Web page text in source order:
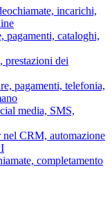
incarichi,
pagamenti, cataloghi,
prestazioni dei
pagamenti, telefonia,
media, SMS,
nel CRM, automazione
completamento